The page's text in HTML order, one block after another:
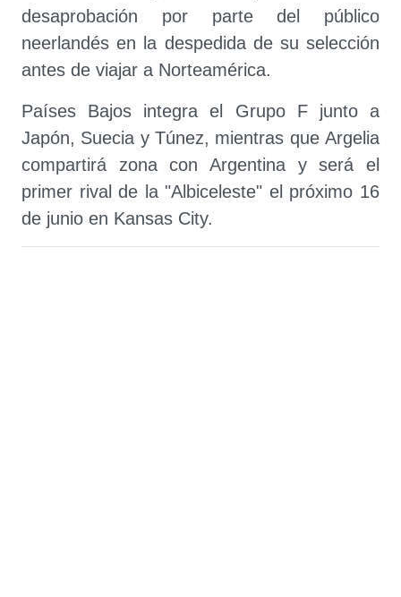
desaprobación por parte del público
neerlandés en la despedida de su selección
antes de viajar a Norteamérica.
Países Bajos integra el Grupo F junto a
Japón, Suecia y Túnez, mientras que Argelia
compartirá zona con Argentina y será el
primer rival de la "Albiceleste" el próximo 16
de junio en Kansas City.